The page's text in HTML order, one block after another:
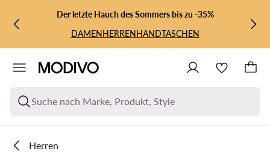
ZUM HAUPTINHALT SPRINGEN
ZUR SUCHEDer letzte Hauch des Sommers bis zu -35%
DAMENHERRENHANDTASCHEN
Suche nach Marke, Produkt, Style
Herren